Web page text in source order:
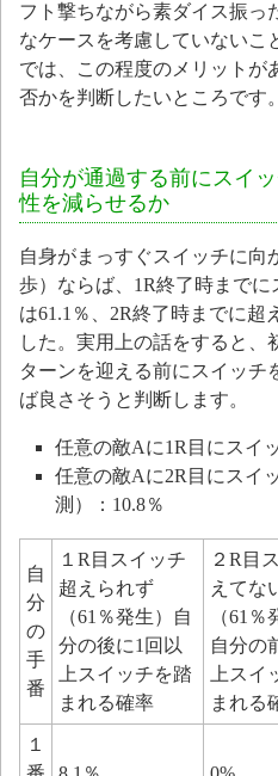
フト撃ちながら素ダイス振っ
なケースを考慮していないこ
では、この程度のメリットが
否かを判断したいところです。
自分が通過する前にスイ
性を減らせるか
自身がまっすぐスイッチに向
歩）ならば、1R終了時まで
は61.1％、2R終了時までに超
した。実用上の話をすると、
ターンを迎える前にスイッチ
ば良さそうと判断します。
任意の敵Aに1R目にスイ
任意の敵Aに2R目にスイ
測）：10.8％
自
分
の
手
番
１R目スイッチ
超えられず
（61％発生）自
分の後に1回以
上スイッチを踏
まれる確率
２R目
えてな
（61
自分の
上スイ
まれる
１